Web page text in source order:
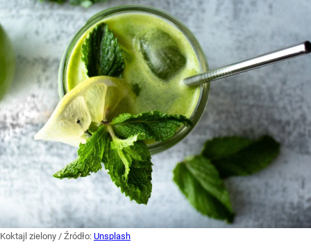
Koktajl zielony / Źródło: Unsplash